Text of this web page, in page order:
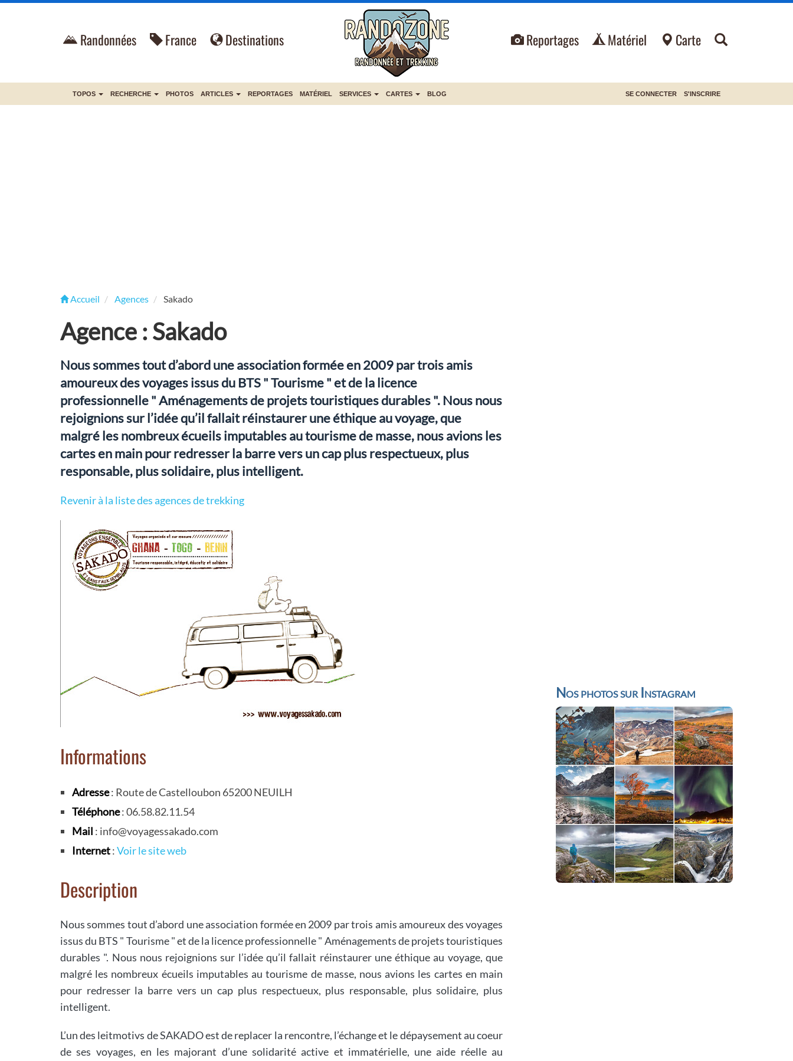
Randonnées France Destinations Reportages Matériel Carte
TOPOS RECHERCHE PHOTOS ARTICLES REPORTAGES MATÉRIEL SERVICES CARTES BLOG SE CONNECTER S'INSCRIRE
Accueil Agences Sakado
Agence : Sakado
Nous sommes tout d’abord une association formée en 2009 par trois amis
amoureux des voyages issus du BTS " Tourisme " et de la licence
professionnelle " Aménagements de projets touristiques durables ". Nous nous
rejoignions sur l’idée qu’il fallait réinstaurer une éthique au voyage, que
malgré les nombreux écueils imputables au tourisme de masse, nous avions les
cartes en main pour redresser la barre vers un cap plus respectueux, plus
responsable, plus solidaire, plus intelligent.
Revenir à la liste des agences de trekking
Informations
Adresse: Route de Castelloubon 65200 NEUILH
Téléphone: 06.58.82.11.54
Mail : info@voyagessakado.com
Internet:Voir le site web
Description
Nous sommes tout d’abord une association formée en 2009 par trois amis amoureux des voyages
issus du BTS " Tourisme " et de la licence professionnelle " Aménagements de projets touristiques
durables ". Nous nous rejoignions sur l’idée qu’il fallait réinstaurer une éthique au voyage, que
malgré les nombreux écueils imputables au tourisme de masse, nous avions les cartes en main
pour redresser la barre vers un cap plus respectueux, plus responsable, plus solidaire, plus
intelligent.
L’un des leitmotivs de SAKADO est de replacer la rencontre, l’échange et le dépaysement au coeur
de ses voyages, en les majorant d’une solidarité active et immatérielle, une aide réelle au
Nos photos sur Instagram